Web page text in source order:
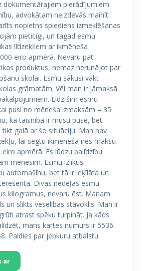
dokumentārajiem pierādījumiem
advokātam neizdevās mainīt
nopietns spiediens izmeklēšanas
pieticīgi, un tagad esmu
līdzekļiem ar ikmēneša
eiro apmērā. Nevaru pat
produktus, nemaz nerunājot par
skolai. Esmu sākusi vākt
grāmatām. Vēl man ir jāmaksā
Līdz šim esmu
pusi no mēneša izmaksām – 35
ka taisnība ir mūsu pusē, bet
galā ar šo situāciju. Man nav
lai segtu ikmēneša īres maksu
eiro apmērā. Es lūdzu palīdzību
mēnesim. Esmu izlikusi
automašīnu, bet tā ir ieķīlāta un
Divās nedēļās esmu
kilogramus, nevaru ēst. Manam
un slikts veselības stāvoklis. Man ir
atrast spēku turpināt. Ja kāds
mans kartes numurs ir 5536
Paldies par jebkuru atbalstu.
ar